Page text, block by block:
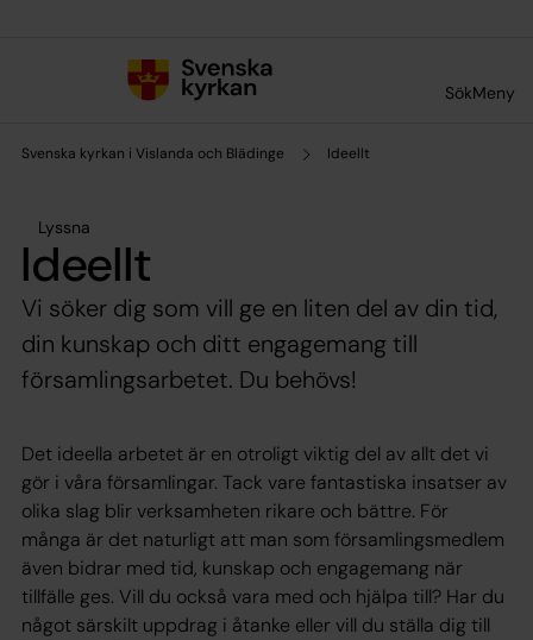
SökMeny
Svenska kyrkan i Vislanda och Blädinge Ideellt
Lyssna
Ideellt
Vi söker dig som vill ge en liten del av din tid,
din kunskap och ditt engagemang till
församlingsarbetet. Du behövs!
Det ideella arbetet är en otroligt viktig del av allt det vi
gör i våra församlingar. Tack vare fantastiska insatser av
olika slag blir verksamheten rikare och bättre. För
många är det naturligt att man som församlingsmedlem
även bidrar med tid, kunskap och engagemang när
tillfälle ges. Vill du också vara med och hjälpa till? Har du
något särskilt uppdrag i åtanke eller vill du ställa dig till